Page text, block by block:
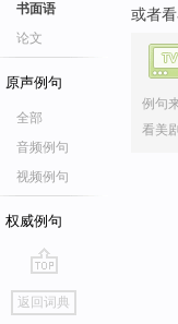
书面语
论文
原声例句
全部
音频例句
视频例句
权威例句
go
top
返回词典
或者
例句
看美